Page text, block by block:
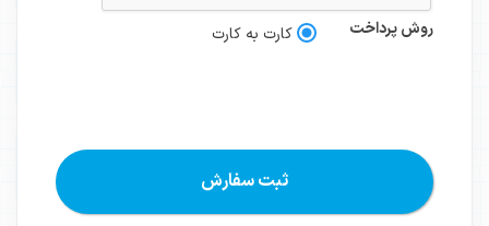
روش پرداخت کارت به کارت
ثبت سفارش